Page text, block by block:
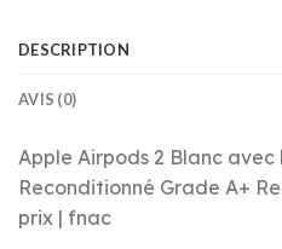
DESCRIPTION
AVIS (0)
Apple Airpods 2 Blanc
Reconditionné Grade A+
prix | fnac